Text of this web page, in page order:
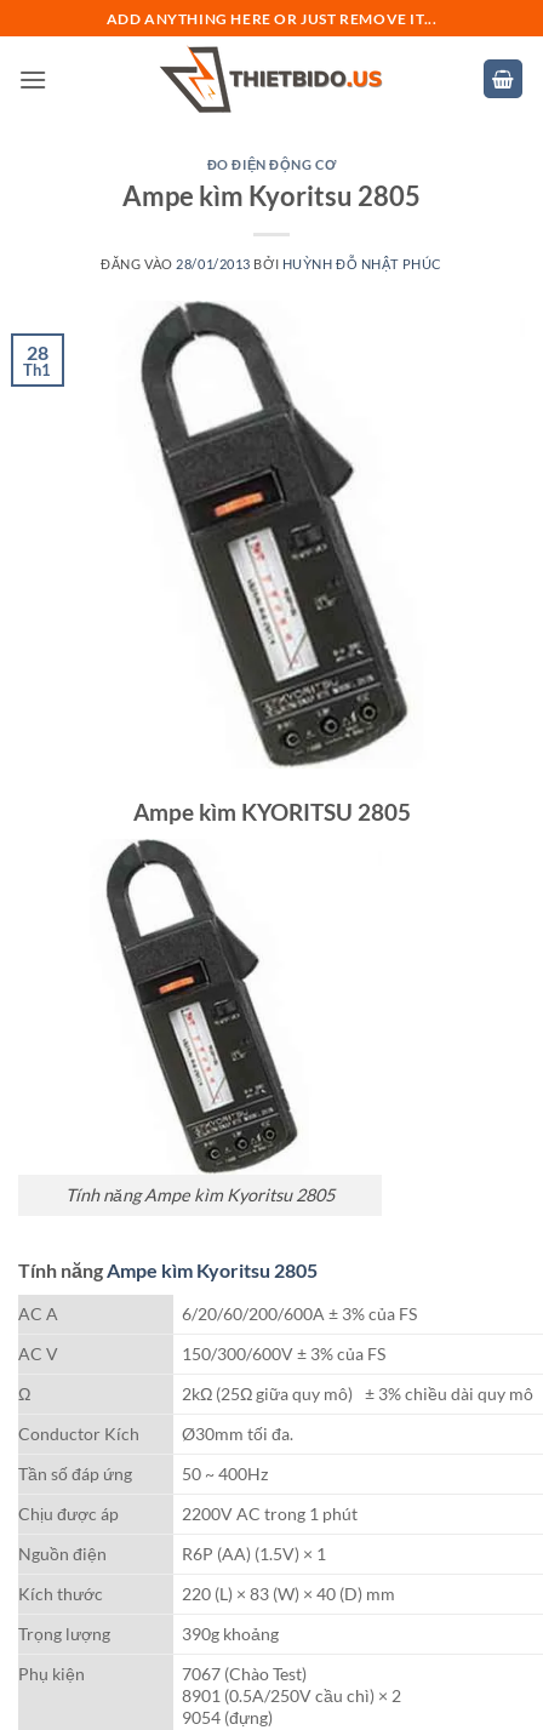
qua
nội
ADD ANYTHING HERE OR JUST REMOVE IT...
ĐO ĐIỆN ĐỘNG CƠ
Ampe kìm Kyoritsu 2805
ĐĂNG VÀO 28/01/2013 BỞI HUỲNH ĐỖ NHẬT PHÚC
28
Th1
Ampe kìm KYORITSU 2805
Tính năng Ampe kìm Kyoritsu 2805
Tính năngAmpe kìm Kyoritsu 2805
AC A
6/20/60/200/600A ± 3% của FS
AC V
150/300/600V ± 3% của FS
Ω
2kΩ (25Ω giữa quy mô) ± 3% chiều dài quy mô
Conductor Kích
Ø30mm tối đa.
Tần số đáp ứng
50 ~ 400Hz
Chịu được áp
2200V AC trong 1 phút
Nguồn điện
R6P (AA) (1.5V) × 1
Kích thước
220 (L) × 83 (W) × 40 (D) mm
Trọng lượng
390g khoảng
Phụ kiện
7067 (Chào Test)
8901 (0.5A/250V cầu chì) × 2
9054 (đựng)